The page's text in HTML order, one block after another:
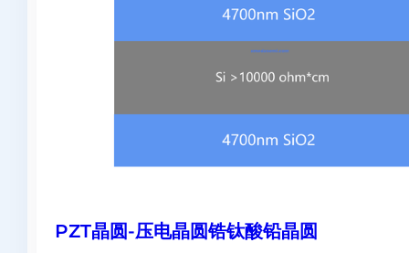
PZT晶圆-压电晶圆锆钛酸铅晶圆